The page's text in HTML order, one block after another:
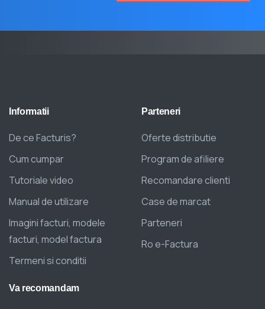
Informatii
De ce Facturis?
Cum cumpar
Tutoriale video
Manual de utilizare
Imagini facturi, modele
facturi, model factura
Termeni si conditii
Parteneri
Oferte distributie
Program de afiliere
Recomandare clienti
Case de marcat
Parteneri
Ro e-Factura
Va recomandam